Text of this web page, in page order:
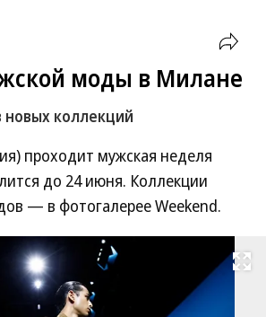
моды в Милане
новых коллекций
проходит мужская неделя
до 24 июня. Коллекции
— в фотогалерее Weekend.
Развернуть